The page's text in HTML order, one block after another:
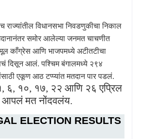
राज्यांतील विधानसभा निवडणुकीचा निकाल
समोर आलेल्या जनमत चाचणीत
काँग्रेस आणि भाजपमध्ये अटीतटीचा
दिसून आलं. पश्चिम बंगालमध्ये २९४
एकूण आठ टप्प्यांत मतदान पार पडलं.
, ६, १०, १७, २२ आणि २६ एप्रिल
आपलं मत नोंदवलंय.
ELECTION RESULTS